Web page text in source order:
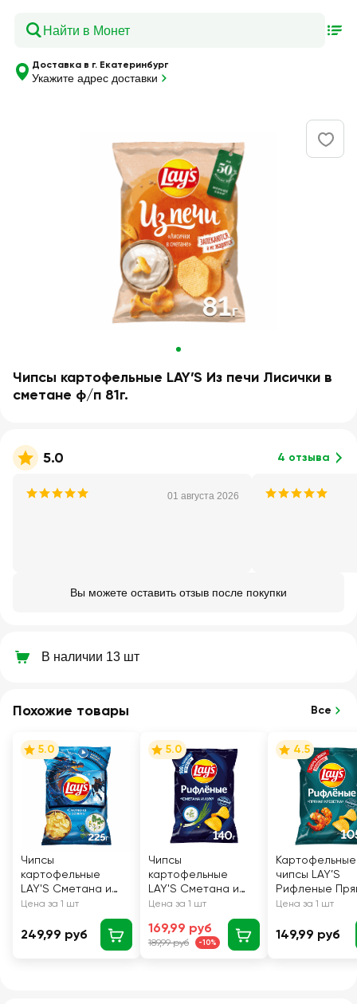
Доставка в г. Екатеринбург
Укажите адрес доставки
Чипсы картофельные LAY’S Из печи Лисички в
сметане ф/п 81г.
5.0 4 отзыва
01 августа 2026
Вы можете оставить отзыв после покупки
В наличии 13 шт
Похожие товары Все
5.0
Чипсы
картофельные
LAY'S Сметана и
зелень, 225г
Цена за 1 шт
249,99 руб
5.0
Чипсы
картофельные
LAY'S Сметана и
лук, 140г
Цена за 1 шт
169,99 руб
189,99 руб -10%
4.5
Картофельные
чипсы LAY’S
Рифленые
Креветка ф/п
Цена за 1 шт
149,99 руб